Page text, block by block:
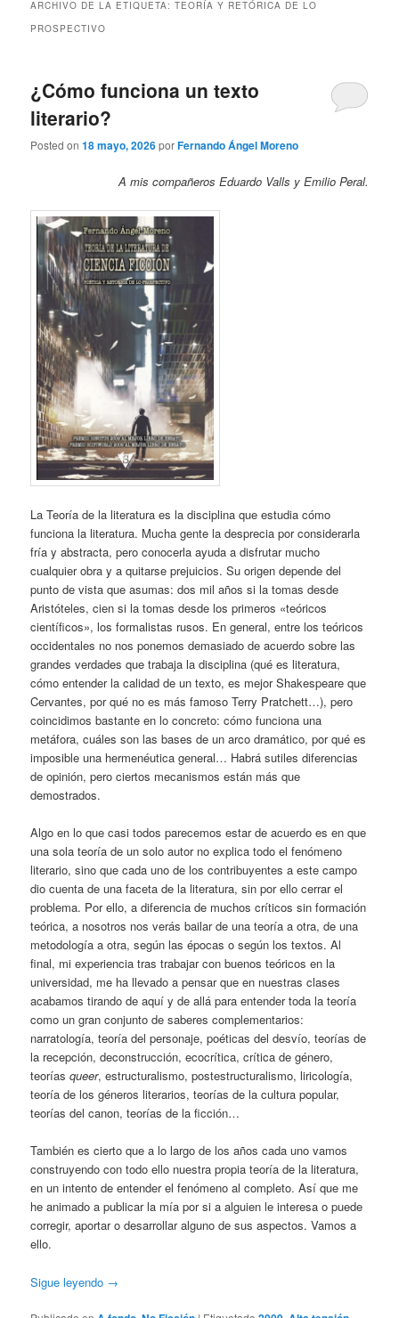
ARCHIVO DE LA ETIQUETA:TEORÍA Y RETÓRICA DE LO
PROSPECTIVO
¿Cómo funciona un texto
literario?
Posted on18 mayo, 2026porFernando Ángel Moreno
A mis compañeros Eduardo Valls y Emilio Peral.
La Teoría de la literatura es la disciplina que estudia cómo
funciona la literatura. Mucha gente la desprecia por considerarla
fría y abstracta, pero conocerla ayuda a disfrutar mucho
cualquier obra y a quitarse prejuicios. Su origen depende del
punto de vista que asumas: dos mil años si la tomas desde
Aristóteles, cien si la tomas desde los primeros «teóricos
científicos», los formalistas rusos. En general, entre los teóricos
occidentales no nos ponemos demasiado de acuerdo sobre las
grandes verdades que trabaja la disciplina (qué es literatura,
cómo entender la calidad de un texto, es mejor Shakespeare que
Cervantes, por qué no es más famoso Terry Pratchett…), pero
coincidimos bastante en lo concreto: cómo funciona una
metáfora, cuáles son las bases de un arco dramático, por qué es
imposible una hermenéutica general… Habrá sutiles diferencias
de opinión, pero ciertos mecanismos están más que
demostrados.
Algo en lo que casi todos parecemos estar de acuerdo es en que
una sola teoría de un solo autor no explica todo el fenómeno
literario, sino que cada uno de los contribuyentes a este campo
dio cuenta de una faceta de la literatura, sin por ello cerrar el
problema. Por ello, a diferencia de muchos críticos sin formación
teórica, a nosotros nos verás bailar de una teoría a otra, de una
metodología a otra, según las épocas o según los textos. Al
final, mi experiencia tras trabajar con buenos teóricos en la
universidad, me ha llevado a pensar que en nuestras clases
acabamos tirando de aquí y de allá para entender toda la teoría
como un gran conjunto de saberes complementarios:
narratología, teoría del personaje, poéticas del desvío, teorías de
la recepción, deconstrucción, ecocrítica, crítica de género,
teoríasqueer, estructuralismo, postestructuralismo, liricología,
teoría de los géneros literarios, teorías de la cultura popular,
teorías del canon, teorías de la ficción…
También es cierto que a lo largo de los años cada uno vamos
construyendo con todo ello nuestra propia teoría de la literatura,
en un intento de entender el fenómeno al completo. Así que me
he animado a publicar la mía por si a alguien le interesa o puede
corregir, aportar o desarrollar alguno de sus aspectos. Vamos a
ello.
Sigue leyendo →